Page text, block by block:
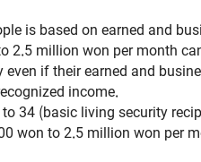
is based on earned and
2.5 million won per month
if their earned and
income.
34 (basic living security
won to 2.5 million won per